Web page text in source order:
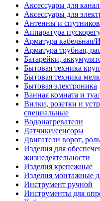
Аксессуары для
Аксессуары для
Антенны и
Аппаратура
Арматура
Арматура трубная,
Батарейки,
Бытовая техника
Бытовая техника
Бытовая электроника
Ванная комната и
Вилки, розетки и
специальные
Водонагреватели
Датчики/сенсоры
Двигатели ворот,
Изделия для
жизнедеятельности
Изделия крепежные
Изделия монтажные
Инструмент ручной
Инструменты для